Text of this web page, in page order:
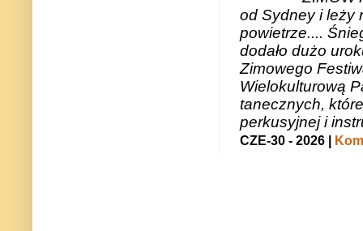
od Sydney i leży
powietrze....
dodało dużo
Zimowego
Wielokulturową
tanecznych,
perkusyjnej i
CZE-30 - 2026 |